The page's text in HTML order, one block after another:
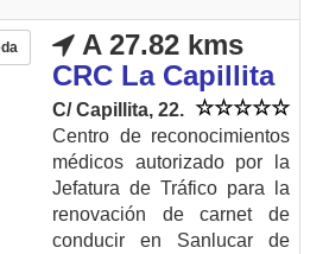
A 27.82 kms
CRC La Capillita
C/ Capillita, 22.
Centro de reconocimientos
médicos autorizado por la
Jefatura de Tráfico para la
renovación de carnet de
conducir en Sanlucar de